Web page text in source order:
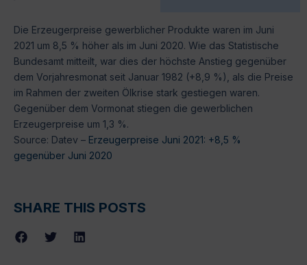
Die Erzeugerpreise gewerblicher Produkte waren im Juni
2021 um 8,5 % höher als im Juni 2020. Wie das Statistische
Bundesamt mitteilt, war dies der höchste Anstieg gegenüber
dem Vorjahresmonat seit Januar 1982 (+8,9 %), als die Preise
im Rahmen der zweiten Ölkrise stark gestiegen waren.
Gegenüber dem Vormonat stiegen die gewerblichen
Erzeugerpreise um 1,3 %.
Source: Datev – Erzeugerpreise Juni 2021: +8,5 %
gegenüber Juni 2020
SHARE THIS POSTS